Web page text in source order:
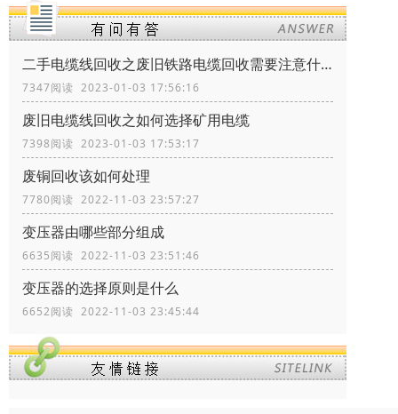
二手电缆线回收之废旧铁路电缆回收需要注意什么
7347阅读 2023-01-03 17:56:16
废旧电缆线回收之如何选择矿用电缆
7398阅读 2023-01-03 17:53:17
废铜回收该如何处理
7780阅读 2022-11-03 23:57:27
变压器由哪些部分组成
6635阅读 2022-11-03 23:51:46
变压器的选择原则是什么
6652阅读 2022-11-03 23:45:44